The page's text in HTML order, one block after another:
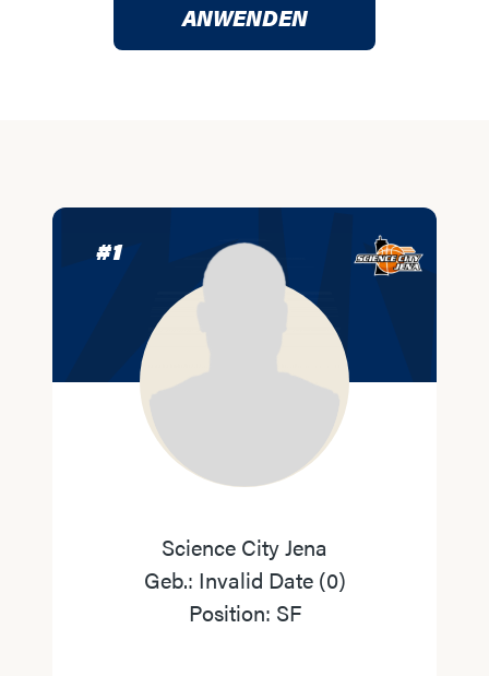
ANWENDEN
#1
Science City Jena
Geb.: Invalid Date(0)
Position: SF